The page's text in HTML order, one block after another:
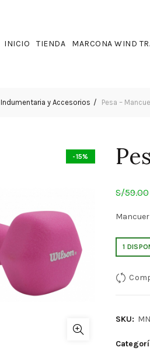
INICIO TIENDA MARCONA WIND
Indumentaria y Accesorios Pesa –
-15%
S/59.00
1
SKU: